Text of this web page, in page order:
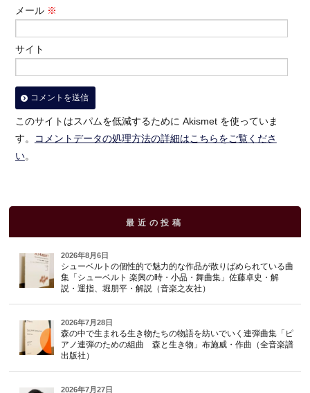
メール ※
サイト
このサイトはスパムを低減するために Akismet を使っていま
す。
コメントデータの処理方法の詳細はこちらをご覧くださ
い。
最近の投稿
2026年8月6日
シューベルトの個性的で魅力的な作品が散りばめられている曲
集「シューベルト 楽興の時・小品・舞曲集」佐藤卓史・解
説・運指、堀朋平・解説（音楽之友社）
2026年7月28日
森の中で生まれる生き物たちの物語を紡いでいく連弾曲集「ピ
アノ連弾のための組曲 森と生き物」布施威・作曲（全音楽譜
出版社）
2026年7月27日